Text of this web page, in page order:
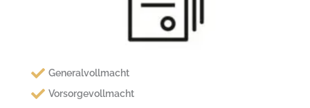
Generalvollmacht
Vorsorgevollmacht